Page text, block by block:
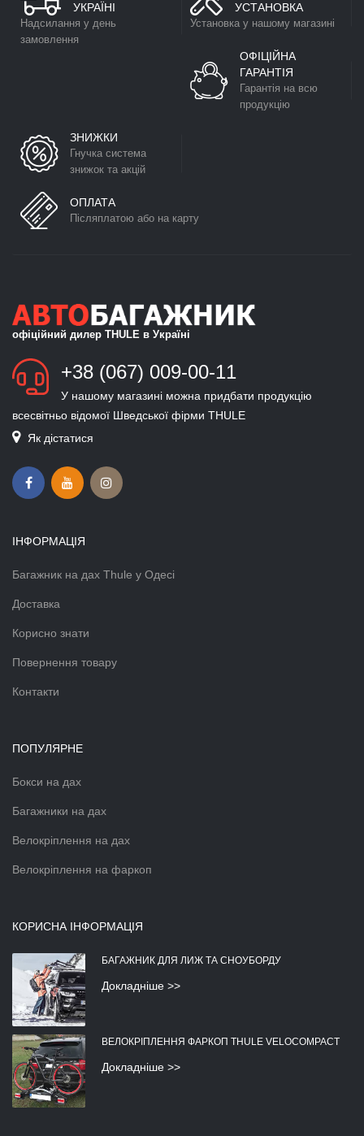
УКРАЇНІ
Надсилання у день
замовлення
УСТАНОВКА
Установка у нашому магазині
ОФІЦІЙНА
ГАРАНТІЯ
Гарантія на всю
продукцію
ЗНИЖКИ
Гнучка система
знижок та акцій
ОПЛАТА
Післяплатою або на карту
офіційний дилер THULE в Україні
+38 (067) 009-00-11
У нашому магазині можна придбати продукцію
всесвітньо відомої Шведської фірми THULE
Як дістатися
ІНФОРМАЦІЯ
Багажник на дах Thule у Одесі
Доставка
Корисно знати
Повернення товару
Контакти
ПОПУЛЯРНЕ
Бокси на дах
Багажники на дах
Велокріплення на дах
Велокріплення на фаркоп
КОРИСНА ІНФОРМАЦІЯ
БАГАЖНИК ДЛЯ ЛИЖ ТА СНОУБОРДУ
Докладніше >>
ВЕЛОКРІПЛЕННЯ ФАРКОП THULE VELOCOMPACT
Докладніше >>